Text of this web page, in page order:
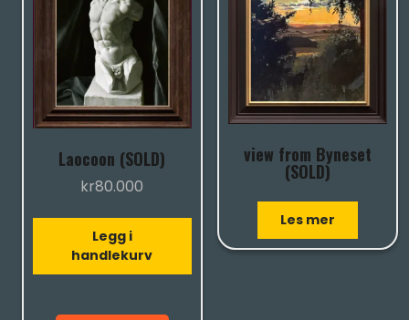
Laocoon (SOLD)
kr80.000
Legg i
handlekurv
view from Byneset
(SOLD)
Les mer